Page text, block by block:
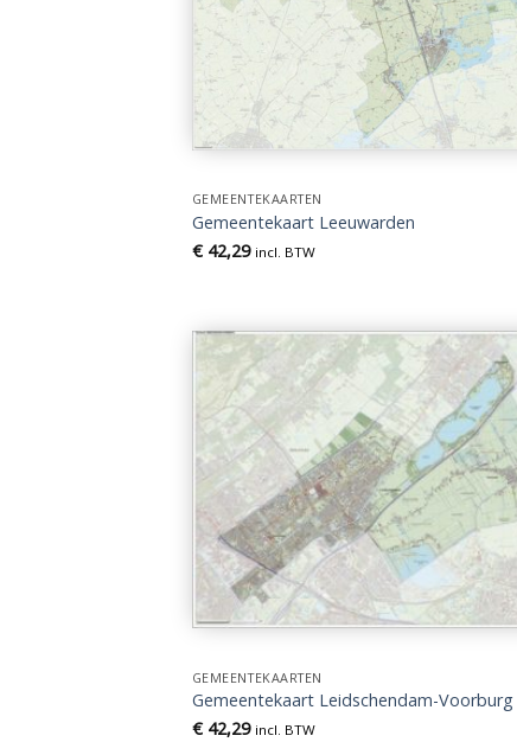
GEMEENTEKAARTEN
Gemeentekaart Leeuwarden
€42,29 incl. BTW
GEMEENTEKAARTEN
Gemeentekaart Leidschendam-Voorburg
€42,29 incl. BTW